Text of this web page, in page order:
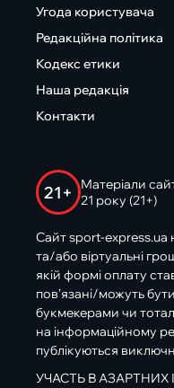
Угода користувача
Редакційна політика
Кодекс етики
Наша редакція
Контакти
21+
Матеріали
21 року (21+)
Сайт sport-express.ua
та/або віртуальні
якій формі оплату
пов’язані/можуть
букмекерами чи
на інформаційному
публікуються
УЧАСТЬ В